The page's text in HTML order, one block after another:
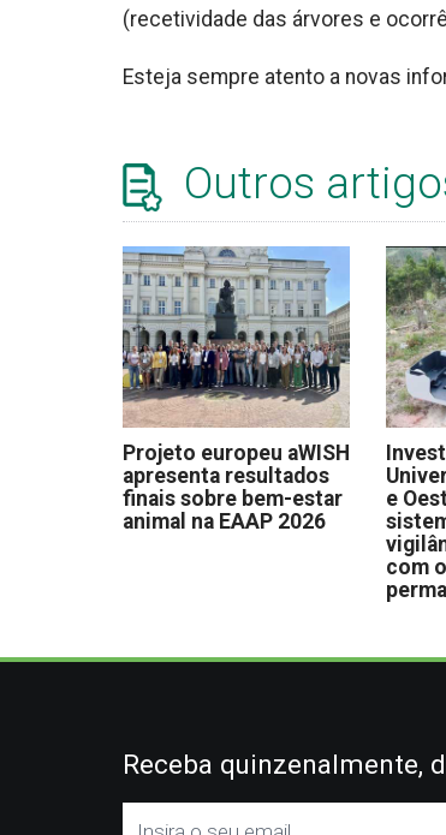
(recetividade das árvores e
Esteja sempre atento a novas
Outros
Projeto europeu aWISH
apresenta resultados
finais sobre bem-estar
animal na EAAP 2026
e
com
Receba quinzenalmente,